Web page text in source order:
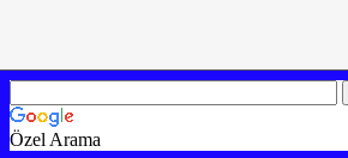
Özel Arama